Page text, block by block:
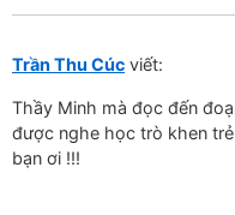
Trần Thu Cúc viết:
Thầy Minh mà đọc đến
được nghe học trò khen
bạn ơi !!!